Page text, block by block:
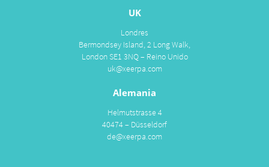
UK
Londres
Bermondsey Island, 2 Long Walk,
London SE1 3NQ – Reino Unido
uk@xeerpa.com
Alemania
Helmutstrasse 4
40474 – Düsseldorf
de@xeerpa.com